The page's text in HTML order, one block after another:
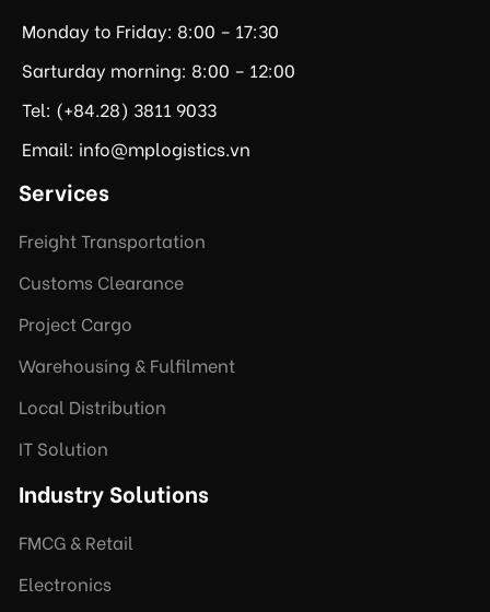
Monday to Friday: 8:00 – 17:30
Sarturday morning: 8:00 – 12:00
Tel: (+84.28) 3811 9033
Email: info@mplogistics.vn
Services
Freight Transportation
Customs Clearance
Project Cargo
Warehousing & Fulfilment
Local Distribution
IT Solution
Industry Solutions
FMCG & Retail
Electronics